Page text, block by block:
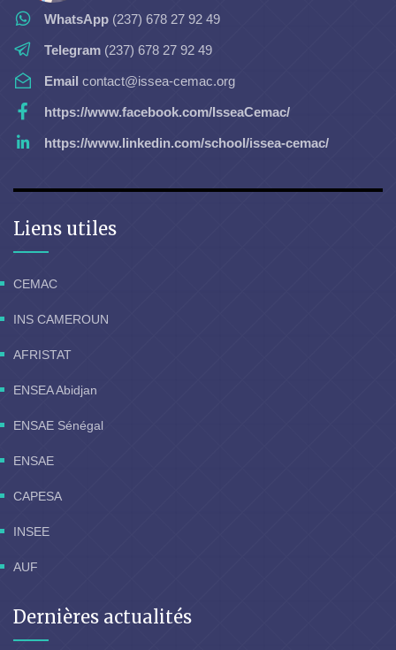
WhatsApp (237) 678 27 92 49
Telegram (237) 678 27 92 49
Email contact@issea-cemac.org
https://www.facebook.com/IsseaCemac/
https://www.linkedin.com/school/issea-cemac/
Liens utiles
CEMAC
INS CAMEROUN
AFRISTAT
ENSEA Abidjan
ENSAE Sénégal
ENSAE
CAPESA
INSEE
AUF
Dernières actualités